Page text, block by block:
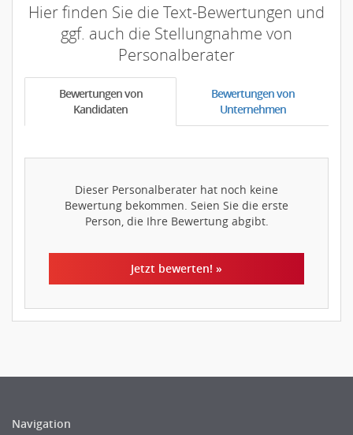
Hier finden Sie die Text-Bewertungen und
ggf. auch die Stellungnahme von
Personalberater
Bewertungen von
Kandidaten
Bewertungen von
Unternehmen
Dieser Personalberater hat noch keine
Bewertung bekommen. Seien Sie die erste
Person, die Ihre Bewertung abgibt.
Jetzt bewerten! »
Navigation